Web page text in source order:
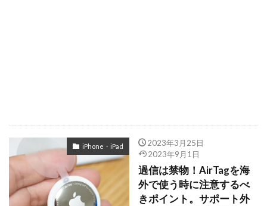
iPhone・iPad
2023年3月25日
2023年9月1日
過信は禁物！AirTagを海
外で使う時に注意するべ
きポイント。サポート外